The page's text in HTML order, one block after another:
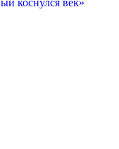
коснулся век»